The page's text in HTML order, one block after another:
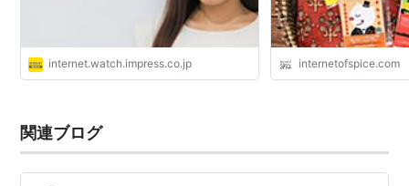
internet.watch.impress.co.jp internetofspice.com
関連ブログ